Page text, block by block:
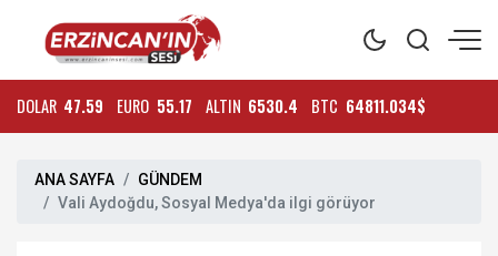
DOLAR 47.59 EURO 55.17 ALTIN 6530.4 BTC 64811.034$
ANA SAYFA
GÜNDEM
Vali Aydoğdu, Sosyal Medya'da ilgi görüyor